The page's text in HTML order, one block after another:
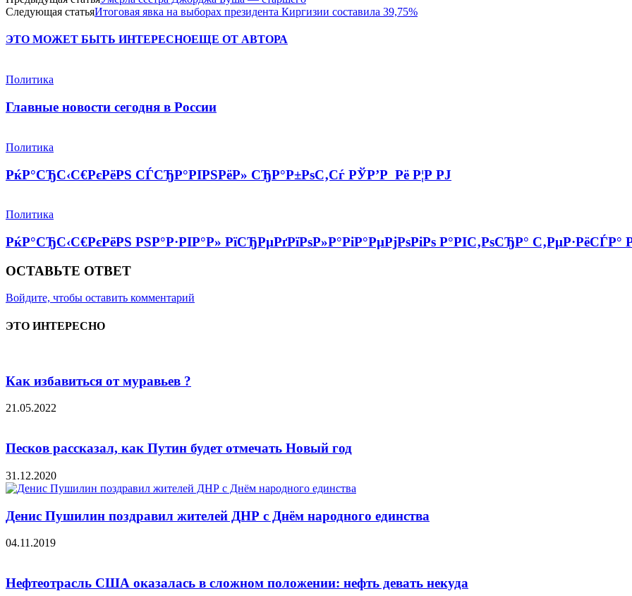
Следующая статьяИтоговая явка на выборах президента Киргизии составила 39,75%
ЭТО МОЖЕТ БЫТЬ ИНТЕРЕСНОЕЩЕ ОТ АВТОРА
Политика
Главные новости сегодня в России
Политика
РќР°СЂС‹С€РєРёРЅ СЃСЂР°РІРЅРёР» СЂР°Р±РѕС‚Сѓ РЎР’Р Рё Р¦Р РЈ
Политика
РќР°СЂС‹С€РєРёРЅ РЅР°Р·РІР°Р» РїСЂРµРґРїРѕР»Р°РіР°РµРјРѕРіРѕ Р°РІС‚РѕСЂР°
ОСТАВЬТЕ ОТВЕТ
Войдите, чтобы оставить комментарий
ЭТО ИНТЕРЕСНО
Как избавиться от муравьев ?
21.05.2022
Песков рассказал, как Путин будет отмечать Новый год
31.12.2020
Денис Пушилин поздравил жителей ДНР с Днём народного единства
04.11.2019
Нефтеотрасль США оказалась в сложном положении: нефть девать некуда